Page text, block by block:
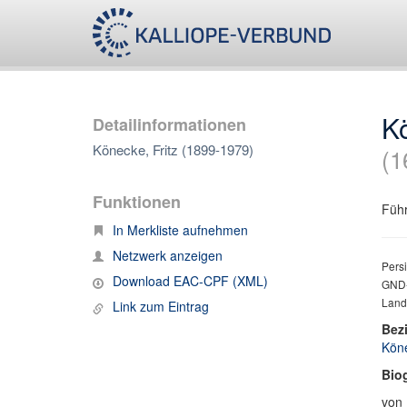
Detailinformationen
Könecke, Fritz (1899-1979)
Funktionen
In Merkliste aufnehmen
Netzwerk anzeigen
Download EAC-CPF (XML)
Link zum Eintrag
von